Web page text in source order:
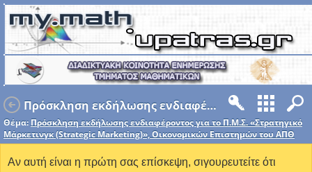
Πρόσκληση εκδήλωσης ενδιαφέροντος για το Π.Μ.Σ. «Στρατηγικό Μάρκετινγκ (Strategic Marketing)», Οικονομικών Επιστημών του ΑΠΘ
Θέμα: Πρόσκληση εκδήλωσης ενδιαφέροντος για το Π.Μ.Σ. «Στρατηγικό
Μάρκετινγκ (Strategic Marketing)», Οικονομικών Επιστημών του ΑΠΘ
Αν αυτή είναι η πρώτη σας επίσκεψη, σιγουρευτείτε ότι